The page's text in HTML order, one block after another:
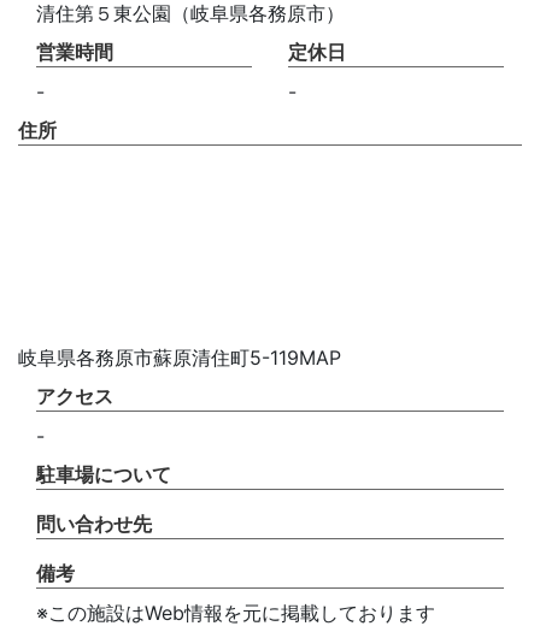
清住第５東公園（岐阜県各務原市）
営業時間
-
定休日
-
住所
岐阜県各務原市蘇原清住町5-119MAP
アクセス
-
駐車場について
問い合わせ先
備考
※この施設はWeb情報を元に掲載しております